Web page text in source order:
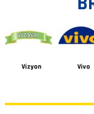
Vizyon Vivo